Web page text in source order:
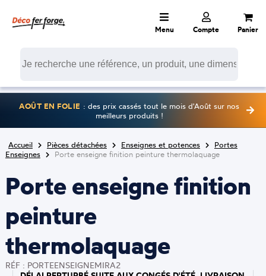
Menu Compte Panier
AOÛT EN FOLIE : des prix cassés tout le mois d'Août sur nos
meilleurs produits !
Accueil Pièces détachées Enseignes et potences
Portes
Enseignes
Porte enseigne finition peinture thermolaquage
Porte enseigne finition
peinture
thermolaquage
RÉF : PORTEENSEIGNEMIRA2